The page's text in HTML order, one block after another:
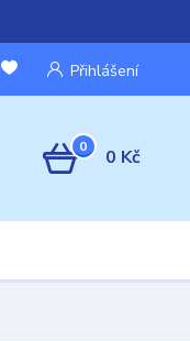
Přihlášení
0 0 Kč